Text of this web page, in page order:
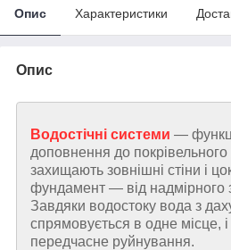
Опис Характеристики
Опис
Водостічні системи —
доповнення до
захищають зовнішні стіни і
фундамент — від надмірного
Завдяки водостоку вода з
спрямовується в одне місце,
передчасне руйнування.